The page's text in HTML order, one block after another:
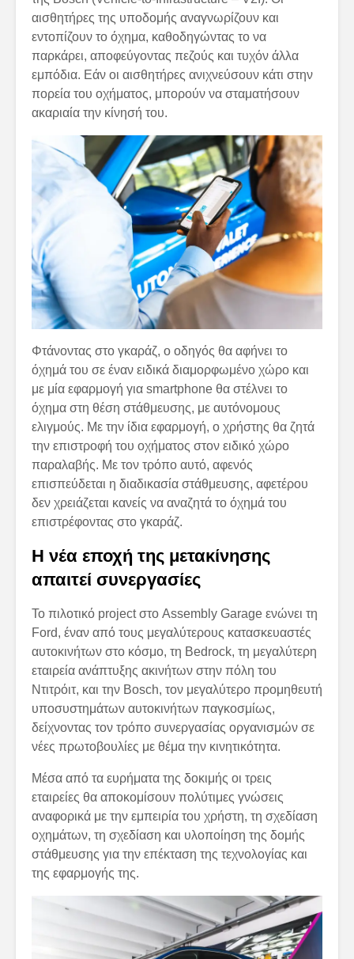
αισθητήρες της υποδομής αναγνωρίζουν και
εντοπίζουν το όχημα, καθοδηγώντας το να
παρκάρει, αποφεύγοντας πεζούς και τυχόν άλλα
εμπόδια. Εάν οι αισθητήρες ανιχνεύσουν κάτι στην
πορεία του οχήματος, μπορούν να σταματήσουν
ακαριαία την κίνησή του.
Φτάνοντας στο γκαράζ, ο οδηγός θα αφήνει το
όχημά του σε έναν ειδικά διαμορφωμένο χώρο και
με μία εφαρμογή για smartphone θα στέλνει το
όχημα στη θέση στάθμευσης, με αυτόνομους
ελιγμούς. Με την ίδια εφαρμογή, ο χρήστης θα ζητά
την επιστροφή του οχήματος στον ειδικό χώρο
παραλαβής. Με τον τρόπο αυτό, αφενός
επισπεύδεται η διαδικασία στάθμευσης, αφετέρου
δεν χρειάζεται κανείς να αναζητά το όχημά του
επιστρέφοντας στο γκαράζ.
Η νέα εποχή της μετακίνησης
απαιτεί συνεργασίες
Το πιλοτικό project στο Assembly Garage ενώνει τη
Ford, έναν από τους μεγαλύτερους κατασκευαστές
αυτοκινήτων στο κόσμο, τη Bedrock, τη μεγαλύτερη
εταιρεία ανάπτυξης ακινήτων στην πόλη του
Ντιτρόιτ, και την Bosch, τον μεγαλύτερο προμηθευτή
υποσυστημάτων αυτοκινήτων παγκοσμίως,
δείχνοντας τον τρόπο συνεργασίας οργανισμών σε
νέες πρωτοβουλίες με θέμα την κινητικότητα.
Μέσα από τα ευρήματα της δοκιμής οι τρεις
εταιρείες θα αποκομίσουν πολύτιμες γνώσεις
αναφορικά με την εμπειρία του χρήστη, τη σχεδίαση
οχημάτων, τη σχεδίαση και υλοποίηση της δομής
στάθμευσης για την επέκταση της τεχνολογίας και
της εφαρμογής της.